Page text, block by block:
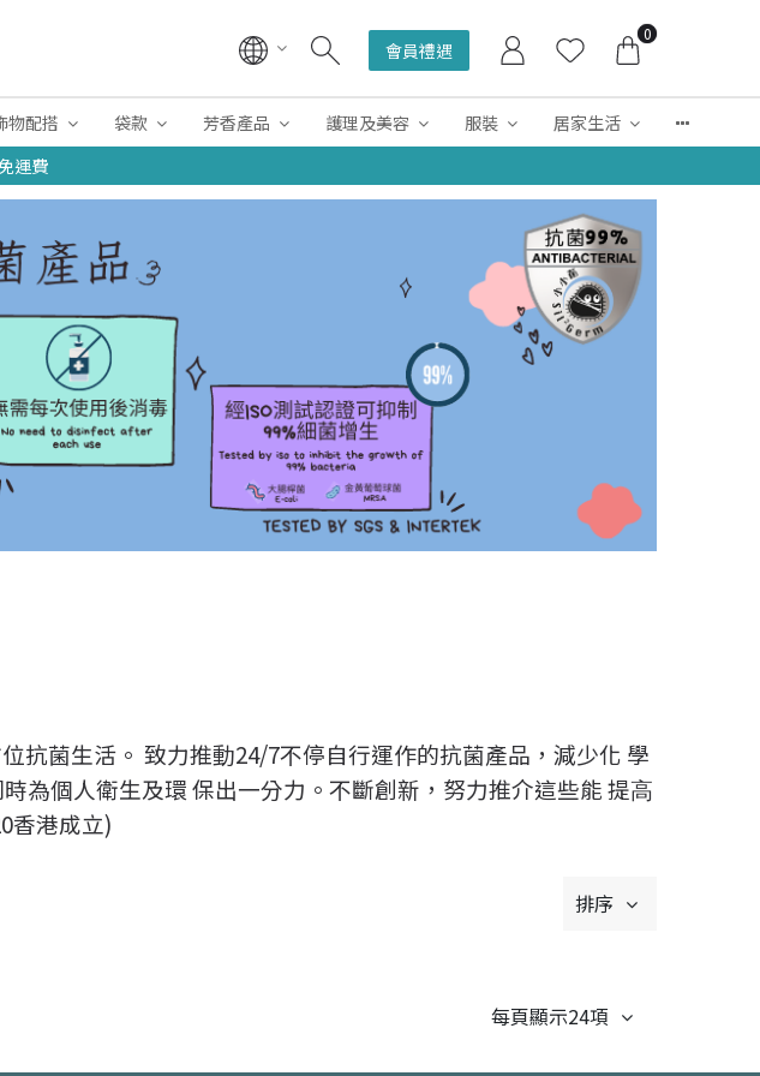
會員禮遇
0
物配搭 袋款 芳香產品 護理及美容 服裝
居家生活
運費
抗菌⽣活。 致⼒推動24/7不停⾃⾏運作的抗菌產品，減少化 學
個⼈衛⽣及環 保出⼀分⼒。不斷創新，努⼒推介這些能 提⾼
香港成立)
排序
每頁顯示24項